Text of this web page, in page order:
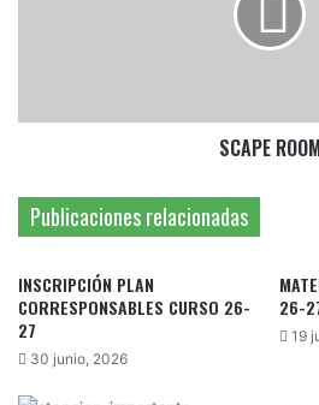
SCAPE
Publicaciones relacionadas
INSCRIPCIÓN PLAN
CORRESPONSABLES CURSO 26-
27
30 junio, 2026
26-
19